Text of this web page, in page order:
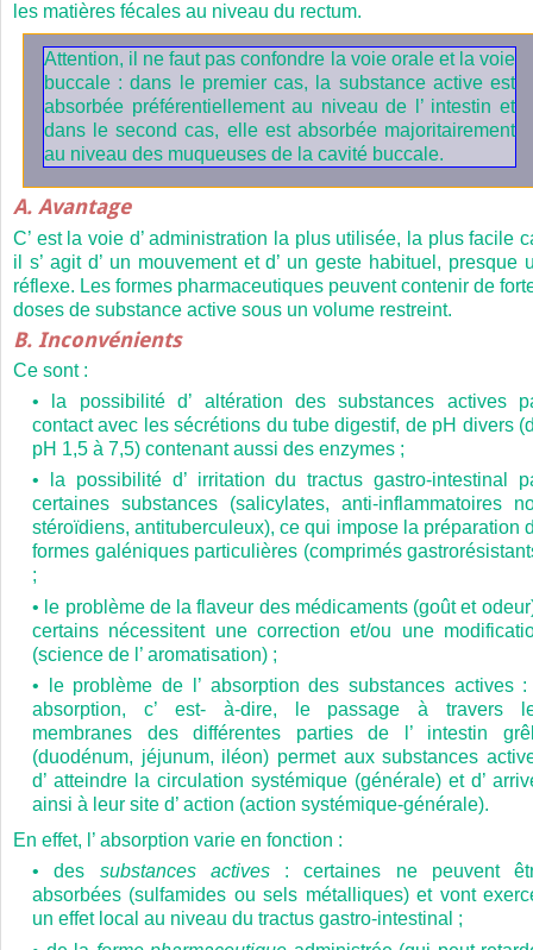
les matières fécales au niveau du rectum.
Attention, il ne faut pas confondre la voie orale et la voie
buccale : dans le premier cas, la substance active est
absorbée préférentiellement au niveau de l’ intestin et
dans le second cas, elle est absorbée majoritairement
au niveau des muqueuses de la cavité buccale.
A. Avantage
C’ est la voie d’ administration la plus utilisée, la plus facile
il s’ agit d’ un mouvement et d’ un geste habituel, presque
réflexe. Les formes pharmaceutiques peuvent contenir de
doses de substance active sous un volume restreint.
B. Inconvénients
Ce sont :
• la possibilité d’ altération des substances actives
contact avec les sécrétions du tube digestif, de pH divers
pH 1,5 à 7,5) contenant aussi des enzymes ;
• la possibilité d’ irritation du tractus gastro-intestinal
certaines substances (salicylates, anti-inflammatoires
stéroïdiens, antituberculeux), ce qui impose la préparation
formes galéniques particulières (comprimés
;
• le problème de la flaveur des médicaments (goût et
certains nécessitent une correction et/ou une
(science de l’ aromatisation) ;
• le problème de l’ absorption des substances actives :
absorption, c’ est- à-dire, le passage à travers
membranes des différentes parties de l’ intestin
(duodénum, jéjunum, iléon) permet aux substances
d’ atteindre la circulation systémique (générale) et d’
ainsi à leur site d’ action (action systémique-générale).
En effet, l’ absorption varie en fonction :
• des substances actives: certaines ne peuvent
absorbées (sulfamides ou sels métalliques) et vont
un effet local au niveau du tractus gastro-intestinal ;